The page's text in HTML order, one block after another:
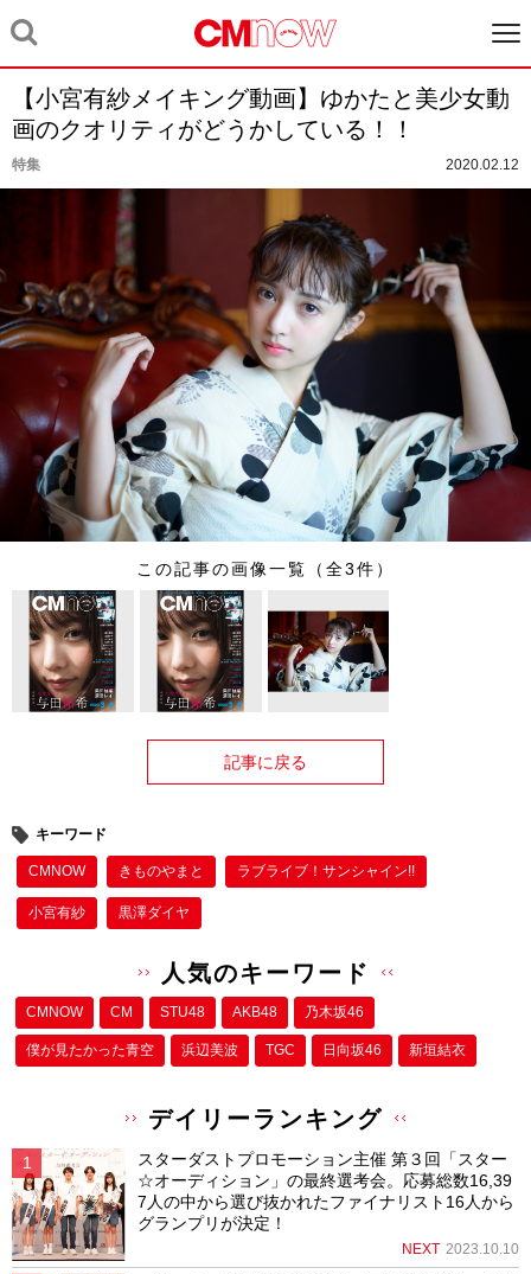
【小宮有紗メイキング動画】ゆかたと美少女動
画のクオリティがどうかしている！！
特集 2020.02.12
この記事の画像一覧（全3件）
記事に戻る
キーワード
CMNOW きものやまと ラブライブ！サンシャイン!!
小宮有紗 黒澤ダイヤ
人気のキーワード
CMNOW CM STU48 AKB48 乃木坂46
僕が⾒たかった⻘空 浜辺美波 TGC 日向坂46 新垣結衣
デイリーランキング
スターダストプロモーション主催 第３回「スター
☆オーディション」の最終選考会。応募総数16,39
7人の中から選び抜かれたファイナリスト16人から
グランプリが決定！
NEXT 2023.10.10